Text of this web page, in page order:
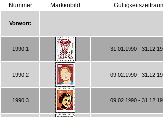
Nummer Markenbild
Vorwort:
1990.1 31.01.1990 -
1990.2 09.02.1990 -
1990.3 09.02.1990 -